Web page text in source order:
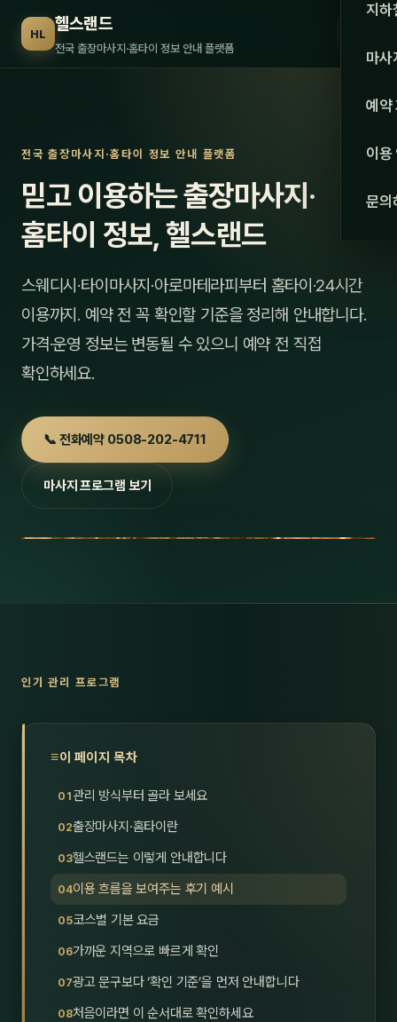
HL 헬스랜드
전국 출장마사지·홈타이 정보 안내 플랫폼 서울
강원·
강원
전남
경북
지하
마사
관리
스
홈타
1인
예약
이용
문의
전국 출장마사지·홈타이 정보 안내 플랫폼
믿고 이용하는 출장마사지·
홈타이 정보, 헬스랜드
스웨디시·타이마사지·아로마테라피부터 홈타이·24시간
이용까지. 예약 전 꼭 확인할 기준을 정리해 안내합니다.
가격·운영 정보는 변동될 수 있으니 예약 전 직접
확인하세요.
📞 전화예약 0508-202-4711
마사지 프로그램 보기
인기 관리 프로그램
이 페이지 목차
관리 방식부터 골라 보세요
출장마사지·홈타이란
헬스랜드는 이렇게 안내합니다
이용 흐름을 보여주는 후기 예시
코스별 기본 요금
가까운 지역으로 빠르게 확인
광고 문구보다 ‘확인 기준’을 먼저 안내합니다
처음이라면 이 순서대로 확인하세요